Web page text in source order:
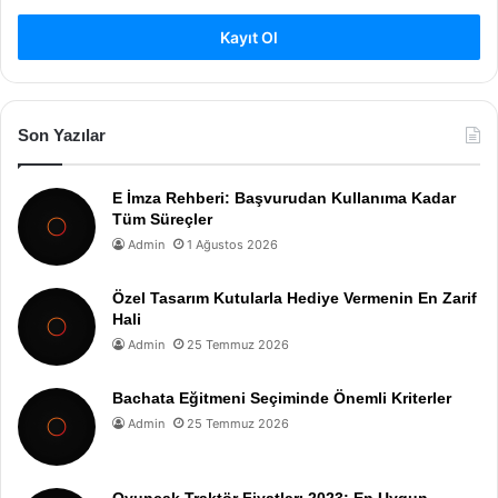
Kayıt Ol
Son Yazılar
E İmza Rehberi: Başvurudan Kullanıma Kadar
Tüm Süreçler
Admin 1 Ağustos 2026
Özel Tasarım Kutularla Hediye Vermenin En Zarif
Hali
Admin 25 Temmuz 2026
Bachata Eğitmeni Seçiminde Önemli Kriterler
Admin 25 Temmuz 2026